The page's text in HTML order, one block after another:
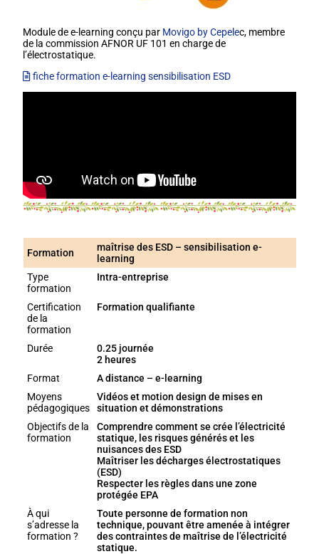
Module de e-learning conçu par Movigo by Cepelec, membre
de la commission AFNOR UF 101 en charge de
l’électrostatique.
fiche formation e-learning sensibilisation ESD
Formation
maîtrise des ESD – sensibilisation e-
learning
Type
formation
Intra-entreprise
Certification
de la
formation
Formation qualifiante
Durée
0.25 journée
2 heures
Format
A distance – e-learning
Moyens
pédagogiques
Vidéos et motion design de mises en
situation et démonstrations
Objectifs de la
formation
Comprendre comment se crée l’électricité
statique, les risques générés et les
nuisances des ESD
Maîtriser les décharges électrostatiques
(ESD)
Respecter les règles dans une zone
protégée EPA
À qui
s’adresse la
formation ?
Toute personne de formation non
technique, pouvant être amenée à intégrer
des contraintes de maîtrise de l’électricité
statique.